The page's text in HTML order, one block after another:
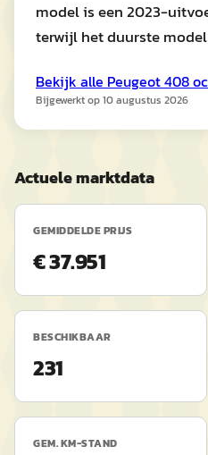
model is een 2023-
terwijl het duurste
Bekijk alle Peugeot408
Bijgewerkt op10 augustus 2026
Actuele marktdata
GEMIDDELDE PRIJS
€ 37.951
BESCHIKBAAR
231
GEM. KM-STAND